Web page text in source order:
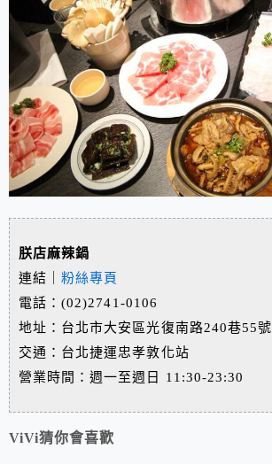
朕店麻辣鍋
連結｜粉絲專頁
電話：(02)2741-0106
地址：台北市大安區光復南路240巷55號
交通：台北捷運忠孝敦化站
營業時間：週一至週日 11:30-23:30
ViVi猜你會喜歡